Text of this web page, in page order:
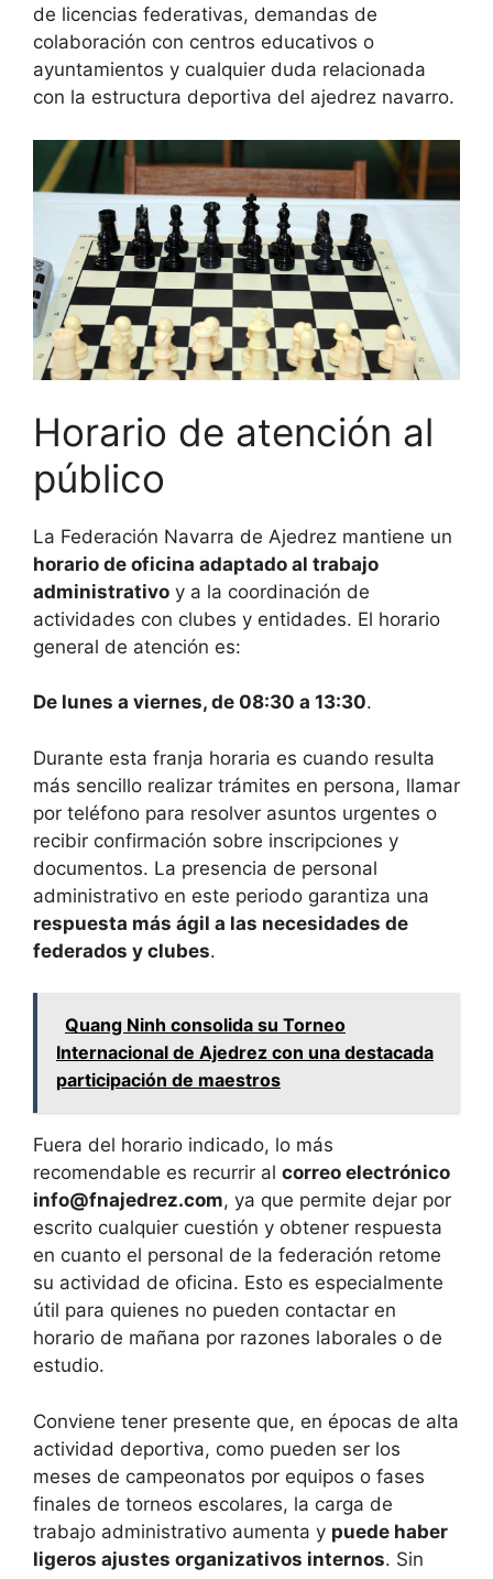
de licencias federativas, demandas de
colaboración con centros educativos o
ayuntamientos y cualquier duda relacionada
con la estructura deportiva del ajedrez navarro.
Horario de atención al
público
La Federación Navarra de Ajedrez mantiene un
horario de oficina adaptado al trabajo
administrativo y a la coordinación de
actividades con clubes y entidades. El horario
general de atención es:
De lunes a viernes, de 08:30 a 13:30.
Durante esta franja horaria es cuando resulta
más sencillo realizar trámites en persona, llamar
por teléfono para resolver asuntos urgentes o
recibir confirmación sobre inscripciones y
documentos. La presencia de personal
administrativo en este periodo garantiza una
respuesta más ágil a las necesidades de
federados y clubes.
Quang Ninh consolida su Torneo
Internacional de Ajedrez con una destacada
participación de maestros
Fuera del horario indicado, lo más
recomendable es recurrir al correo electrónico
info@fnajedrez.com, ya que permite dejar por
escrito cualquier cuestión y obtener respuesta
en cuanto el personal de la federación retome
su actividad de oficina. Esto es especialmente
útil para quienes no pueden contactar en
horario de mañana por razones laborales o de
estudio.
Conviene tener presente que, en épocas de alta
actividad deportiva, como pueden ser los
meses de campeonatos por equipos o fases
finales de torneos escolares, la carga de
trabajo administrativo aumenta y puede haber
ligeros ajustes organizativos internos. Sin